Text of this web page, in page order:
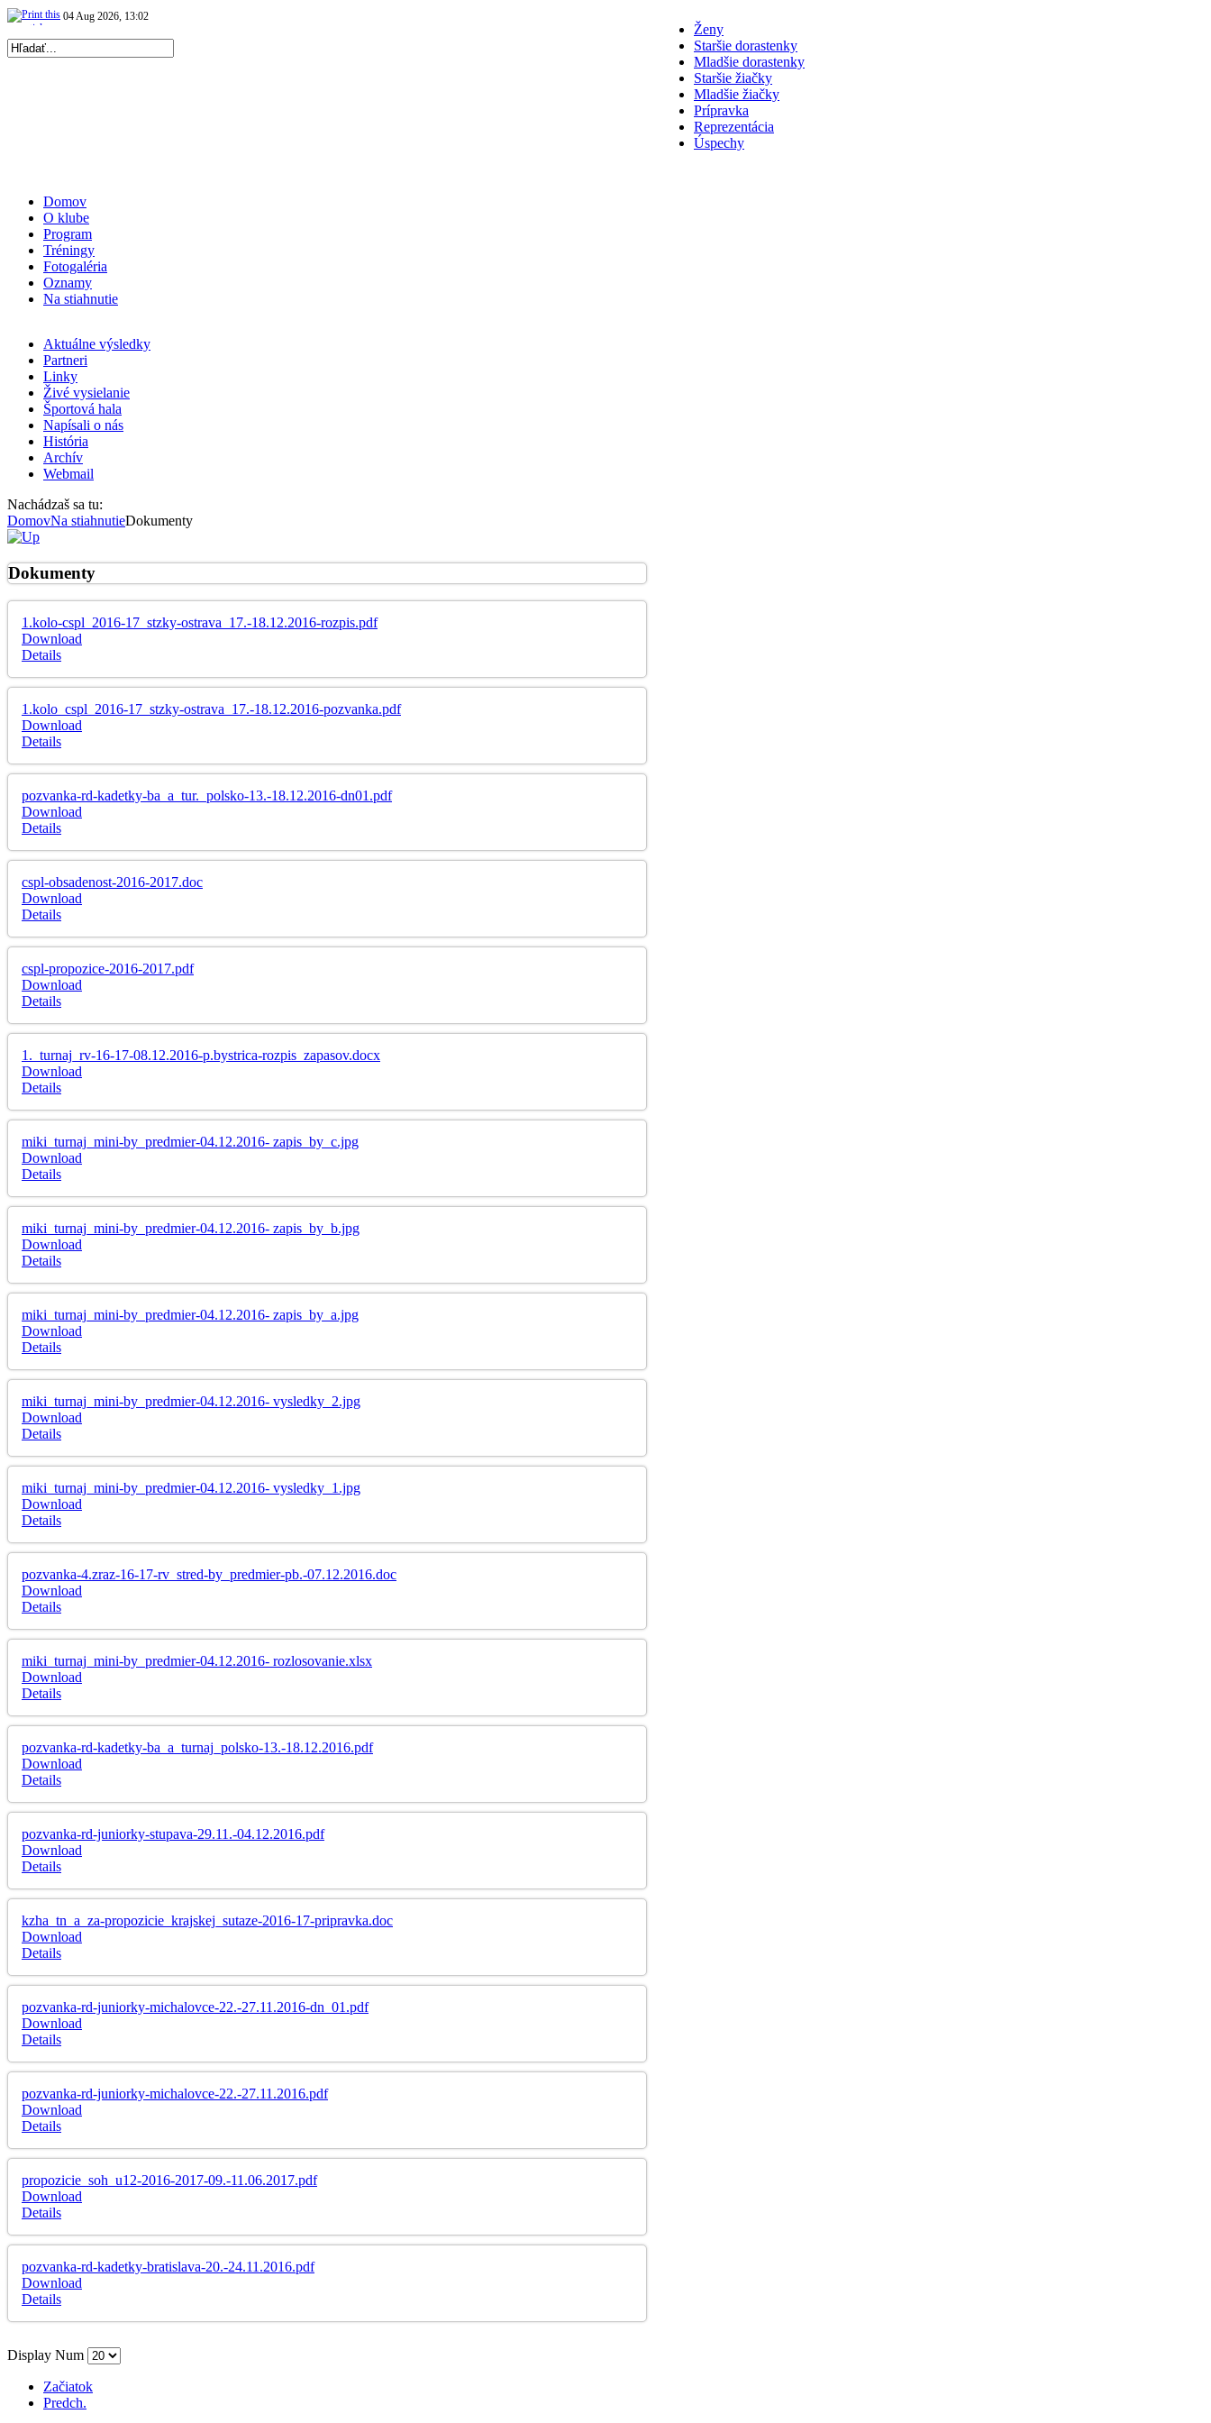
|
|
03 Aug 2026, 13:03
|
Repre kadetky: MS kadetiek 2026: Prvá prehra…
Ženy
Staršie dorastenky
Mladšie dorastenky
Staršie žiačky
Mladšie žiačky
Prípravka
Reprezentácia
Úspechy
Domov
O klube
Program
Tréningy
Fotogaléria
Oznamy
Na stiahnutie
Aktuálne výsledky
Partneri
Linky
Živé vysielanie
Športová hala
Napísali o nás
História
Archív
Webmail
Nachádzaš sa tu:
DomovNa stiahnutieDokumenty
Dokumenty
1.kolo-cspl_2016-17_stzky-ostrava_17.-18.12.2016-rozpis.pdf
Download
Details
1.kolo_cspl_2016-17_stzky-ostrava_17.-18.12.2016-pozvanka.pdf
Download
Details
pozvanka-rd-kadetky-ba_a_tur._polsko-13.-18.12.2016-dn01.pdf
Download
Details
cspl-obsadenost-2016-2017.doc
Download
Details
cspl-propozice-2016-2017.pdf
Download
Details
1._turnaj_rv-16-17-08.12.2016-p.bystrica-rozpis_zapasov.docx
Download
Details
miki_turnaj_mini-by_predmier-04.12.2016- zapis_by_c.jpg
Download
Details
miki_turnaj_mini-by_predmier-04.12.2016- zapis_by_b.jpg
Download
Details
miki_turnaj_mini-by_predmier-04.12.2016- zapis_by_a.jpg
Download
Details
miki_turnaj_mini-by_predmier-04.12.2016- vysledky_2.jpg
Download
Details
miki_turnaj_mini-by_predmier-04.12.2016- vysledky_1.jpg
Download
Details
pozvanka-4.zraz-16-17-rv_stred-by_predmier-pb.-07.12.2016.doc
Download
Details
miki_turnaj_mini-by_predmier-04.12.2016- rozlosovanie.xlsx
Download
Details
pozvanka-rd-kadetky-ba_a_turnaj_polsko-13.-18.12.2016.pdf
Download
Details
pozvanka-rd-juniorky-stupava-29.11.-04.12.2016.pdf
Download
Details
kzha_tn_a_za-propozicie_krajskej_sutaze-2016-17-pripravka.doc
Download
Details
pozvanka-rd-juniorky-michalovce-22.-27.11.2016-dn_01.pdf
Download
Details
pozvanka-rd-juniorky-michalovce-22.-27.11.2016.pdf
Download
Details
propozicie_soh_u12-2016-2017-09.-11.06.2017.pdf
Download
Details
pozvanka-rd-kadetky-bratislava-20.-24.11.2016.pdf
Download
Details
Display Num
Začiatok
Predch.